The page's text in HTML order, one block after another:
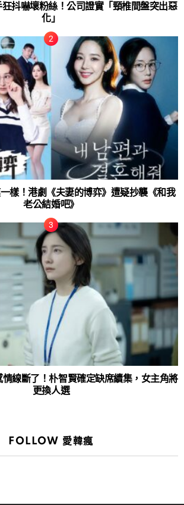
抖嚇壞粉絲！公司證實「頸椎間盤突出惡
化」
樣！港劇《夫妻的博弈》遭疑抄襲《和我
老公結婚吧》
情線斷了！朴智賢確定缺席續集，女主角將
更換人選
FOLLOW 愛韓瘋